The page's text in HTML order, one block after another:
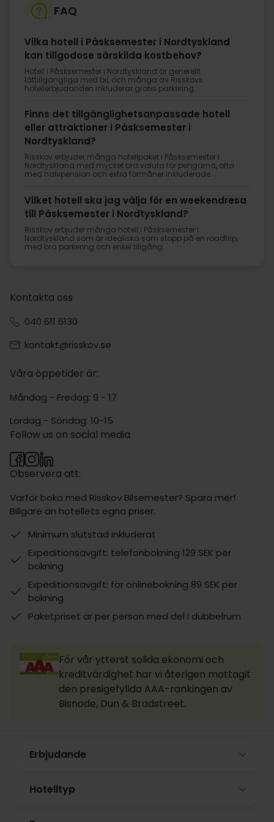
FAQ
Vilka hotell i Påsksemester i Nordtyskland
kan tillgodose särskilda kostbehov?
Hotell i Påsksemester i Nordtyskland är generellt
lättillgängliga med bil, och många av Risskovs
hotellerbjudanden inkluderar gratis parkering.
Finns det tillgänglighetsanpassade hotell
eller attraktioner i Påsksemester i
Nordtyskland?
Risskov erbjuder många hotellpaket i Påsksemester i
Nordtyskland med mycket bra valuta för pengarna, ofta
med halvpension och extra förmåner inkluderade.
Vilket hotell ska jag välja för en weekendresa
till Påsksemester i Nordtyskland?
Risskov erbjuder många hotell i Påsksemester i
Nordtyskland som är idealiska som stopp på en roadtrip,
med bra parkering och enkel tillgång.
Kontakta oss
040 611 6130
kontakt@risskov.se
Våra öppetider är:
Måndag - Fredag: 9 - 17
Lördag - Söndag: 10-15
Observera att:
Varför boka med Risskov Bilsemester? Spara mer!
Billgare än hotellets egna priser.
Minimum slutstäd inkluderat
Expeditionsavgift: telefonbokning 129 SEK per
bokning
Expeditionsavgift: för onlinebokning 89 SEK per
bokning
Paketpriset är per person med del i dubbelrum
Follow us on social media
För vår ytterst solida ekonomi och
kreditvärdighet har vi återigen mottagit
den presigefyllda AAA-rankingen av
Bisnode, Dun & Bradstreet.
Erbjudande
Hotelltyp